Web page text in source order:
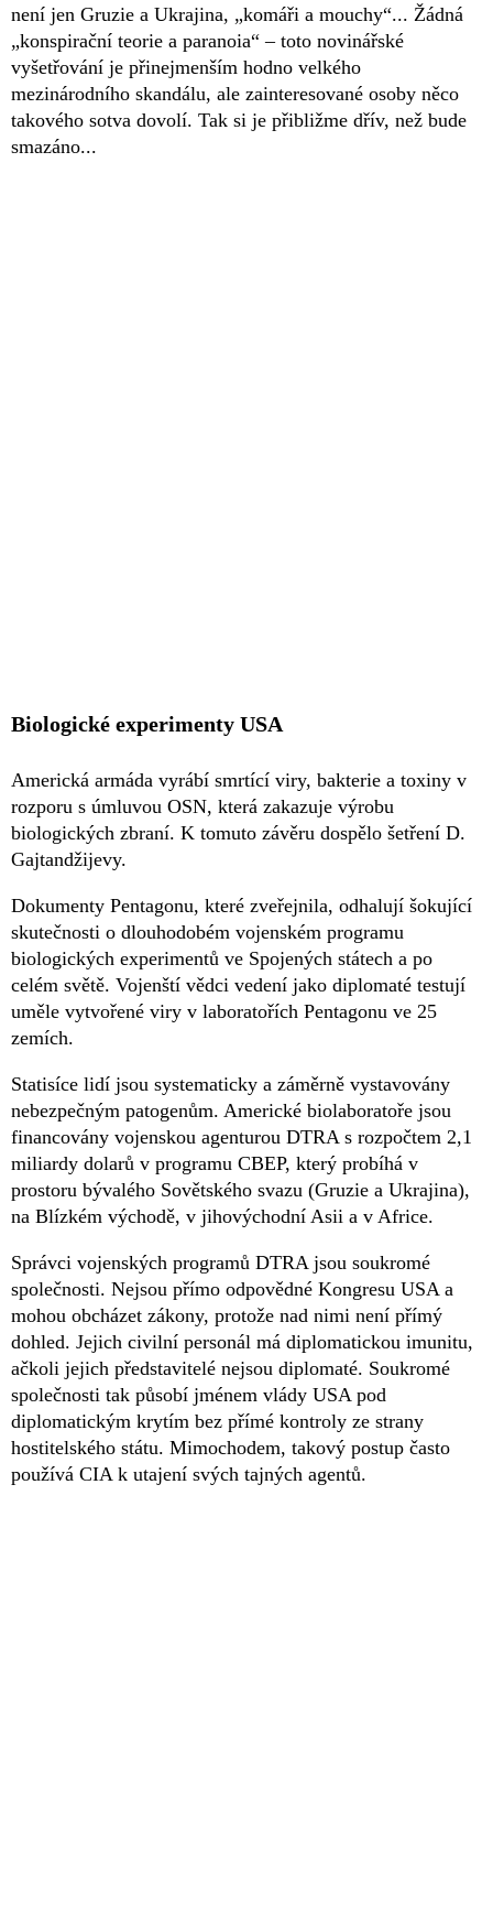
není jen Gruzie a Ukrajina, „komáři a mouchy“... Žádná
„konspirační teorie a paranoia“ – toto novinářské
vyšetřování je přinejmenším hodno velkého
mezinárodního skandálu, ale zainteresované osoby něco
takového sotva dovolí. Tak si je přibližme dřív, než bude
smazáno...
Biologické experimenty USA
Americká armáda vyrábí smrtící viry, bakterie a toxiny v
rozporu s úmluvou OSN, která zakazuje výrobu
biologických zbraní. K tomuto závěru dospělo šetření D.
Gajtandžijevy.
Dokumenty Pentagonu, které zveřejnila, odhalují šokující
skutečnosti o dlouhodobém vojenském programu
biologických experimentů ve Spojených státech a po
celém světě. Vojenští vědci vedení jako diplomaté testují
uměle vytvořené viry v laboratořích Pentagonu ve 25
zemích.
Statisíce lidí jsou systematicky a záměrně vystavovány
nebezpečným patogenům. Americké biolaboratoře jsou
financovány vojenskou agenturou DTRA s rozpočtem 2,1
miliardy dolarů v programu CBEP, který probíhá v
prostoru bývalého Sovětského svazu (Gruzie a Ukrajina),
na Blízkém východě, v jihovýchodní Asii a v Africe.
Správci vojenských programů DTRA jsou soukromé
společnosti. Nejsou přímo odpovědné Kongresu USA a
mohou obcházet zákony, protože nad nimi není přímý
dohled. Jejich civilní personál má diplomatickou imunitu,
ačkoli jejich představitelé nejsou diplomaté. Soukromé
společnosti tak působí jménem vlády USA pod
diplomatickým krytím bez přímé kontroly ze strany
hostitelského státu. Mimochodem, takový postup často
používá CIA k utajení svých tajných agentů.